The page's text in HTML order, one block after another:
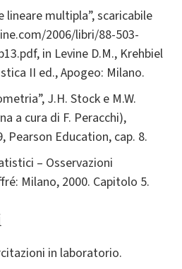
lineare multipla”, scaricabile
2006/libri/88-503-
in Levine D.M., Krehbiel
II ed., Apogeo: Milano.
J.H. Stock e M.W.
a cura di F. Peracchi),
Pearson Education, cap. 8.
– Osservazioni
Milano, 2000. Capitolo 5.
in laboratorio.